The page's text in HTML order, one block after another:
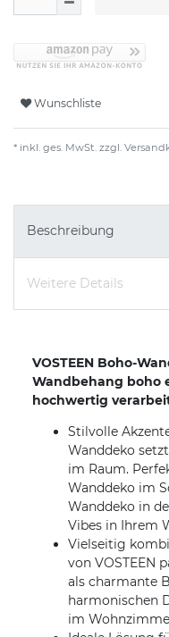
Wunschliste
* inkl. ges. MwSt. zzgl.
Beschreibung
Weitere Details
VOSTEEN Boho-
Wandbehang boho
hochwertig
Stilvolle
Wanddeko
im Raum.
Wanddeko im
Wanddeko in
Vibes in Ihrem
Vielseitig
von VOSTEEN
als charmante
harmonischen
im